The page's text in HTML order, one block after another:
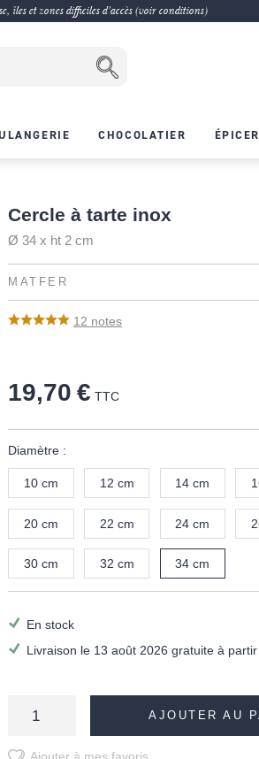
îles et zones difficiles d'accès (voir conditions)
CHOCOLATIER
Cercle à tarte inox
Ø 34 x ht 2 cm
MATFER
12 notes
19,70 € TTC
Diamètre :
10 cm 12 cm 14 cm
20 cm 22 cm 24 cm
30 cm 32 cm 34 cm
En stock
Livraison le 13 août 2026 gratuite à
AJOUTER AU